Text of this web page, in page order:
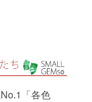
「各色